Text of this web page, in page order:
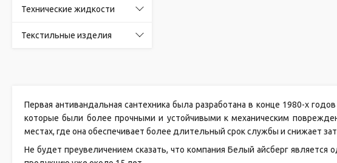
Технические жидкости
Текстильные изделия
Первая антивандальная сантехника была разработана в конце 1980-х
которые были более прочными и устойчивыми к механическим
местах, где она обеспечивает более длительный срок службы и снижает
Не будет преувеличением сказать, что компания Белый айсберг